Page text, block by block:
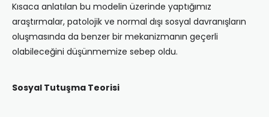
Kısaca anlatılan bu modelin üzerinde yaptığımız
araştırmalar, patolojik ve normal dışı sosyal davranışların
oluşmasında da benzer bir mekanizmanın geçerli
olabileceğini düşünmemize sebep oldu.
Sosyal Tutuşma Teorisi